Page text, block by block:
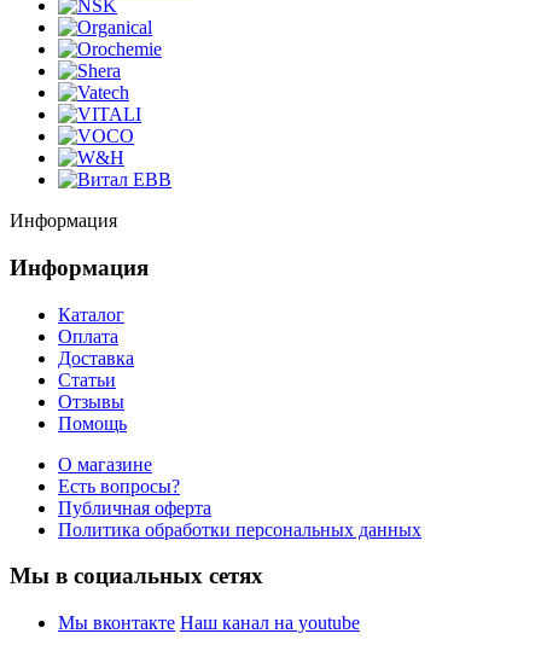
Информация
Информация
Каталог
Оплата
Доставка
Статьи
Отзывы
Помощь
О магазине
Есть вопросы?
Публичная оферта
Политика обработки персональных данных
Мы в социальных сетях
Мы вконтакте Наш канал на youtube